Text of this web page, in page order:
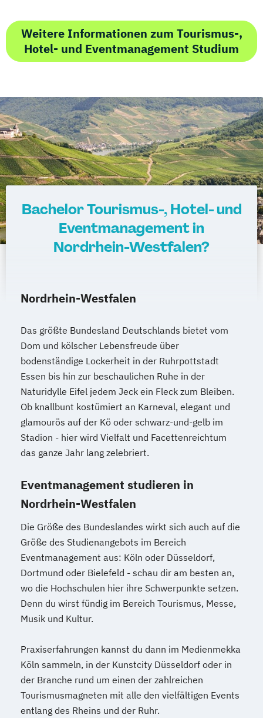
Weitere Informationen zum Tourismus-,
Hotel- und Eventmanagement Studium
Bachelor Tourismus-, Hotel- und
Eventmanagement in
Nordrhein-Westfalen?
Nordrhein-Westfalen
Das größte Bundesland Deutschlands bietet vom
Dom und kölscher Lebensfreude über
bodenständige Lockerheit in der Ruhrpottstadt
Essen bis hin zur beschaulichen Ruhe in der
Naturidylle Eifel jedem Jeck ein Fleck zum Bleiben.
Ob knallbunt kostümiert an Karneval, elegant und
glamourös auf der Kö oder schwarz-und-gelb im
Stadion - hier wird Vielfalt und Facettenreichtum
das ganze Jahr lang zelebriert.
Eventmanagement studieren in
Nordrhein-Westfalen
Die Größe des Bundeslandes wirkt sich auch auf die
Größe des Studienangebots im Bereich
Eventmanagement aus: Köln oder Düsseldorf,
Dortmund oder Bielefeld - schau dir am besten an,
wo die Hochschulen hier ihre Schwerpunkte setzen.
Denn du wirst fündig im Bereich Tourismus, Messe,
Musik und Kultur.
Praxiserfahrungen kannst du dann im Medienmekka
Köln sammeln, in der Kunstcity Düsseldorf oder in
der Branche rund um einen der zahlreichen
Tourismusmagneten mit alle den vielfältigen Events
entlang des Rheins und der Ruhr.